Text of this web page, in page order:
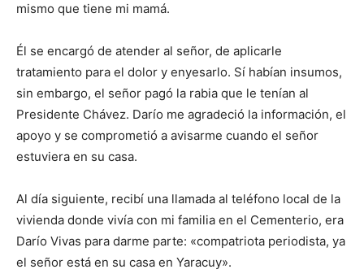
mismo que tiene mi mamá.
Él se encargó de atender al señor, de aplicarle
tratamiento para el dolor y enyesarlo. Sí habían insumos,
sin embargo, el señor pagó la rabia que le tenían al
Presidente Chávez. Darío me agradeció la información, el
apoyo y se comprometió a avisarme cuando el señor
estuviera en su casa.
Al día siguiente, recibí una llamada al teléfono local de la
vivienda donde vivía con mi familia en el Cementerio, era
Darío Vivas para darme parte: «compatriota periodista, ya
el señor está en su casa en Yaracuy».